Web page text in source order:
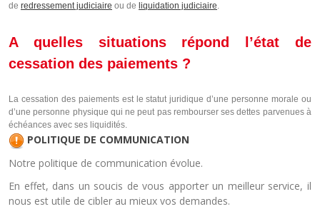
de redressement judiciaire ou de liquidation judiciaire.
A quelles situations répond l’état de
cessation des paiements ?
La cessation des paiements est le statut juridique d’une personne morale ou
d’une personne physique qui ne peut pas rembourser ses dettes parvenues à
échéances avec ses liquidités.
POLITIQUE DE COMMUNICATION
Notre politique de communication évolue.
En effet, dans un soucis de vous apporter un meilleur service, il
nous est utile de cibler au mieux vos demandes.